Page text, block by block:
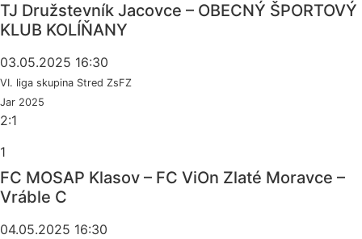
TJ Družstevník Jacovce – OBECNÝ ŠPORTOVÝ
KLUB KOLÍŇANY
03.05.2025 16:30
VI. liga skupina Stred ZsFZ
Jar 2025
2:1
1
FC MOSAP Klasov – FC ViOn Zlaté Moravce –
Vráble C
04.05.2025 16:30